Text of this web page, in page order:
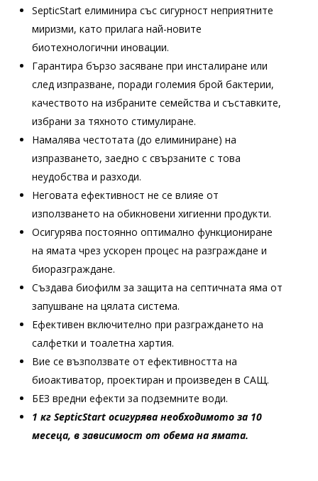
SepticStart елиминира със сигурност неприятните
миризми, като прилага най-новите
биотехнологични иновации.
Гарантира бързо засяване при инсталиране или
след изпразване, поради големия брой бактерии,
качеството на избраните семейства и съставките,
избрани за тяхното стимулиране.
Намалява честотата (до елиминиране) на
изпразването, заедно с свързаните с това
неудобства и разходи.
Неговата ефективност не се влияе от
използването на обикновени хигиенни продукти.
Осигурява постоянно оптимално функциониране
на ямата чрез ускорен процес на разграждане и
биоразграждане.
Създава биофилм за защита на септичната яма от
запушване на цялата система.
Ефективен включително при разграждането на
салфетки и тоалетна хартия.
Вие се възползвате от ефективността на
биоактиватор, проектиран и произведен в САЩ.
БЕЗ вредни ефекти за подземните води.
1 кг SepticStart осигурява необходимото за 10
месеца, в зависимост от обема на ямата.